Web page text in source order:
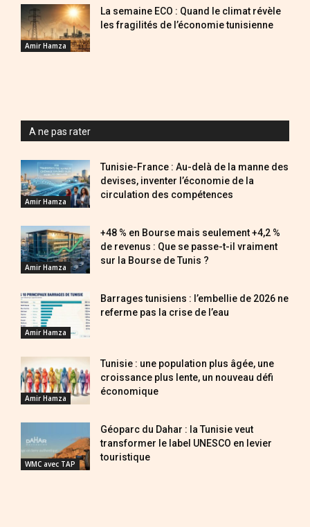
Amir Hamza
La semaine ECO : Quand le climat révèle
les fragilités de l’économie tunisienne
A ne pas rater
Amir Hamza
Tunisie-France : Au-delà de la manne des
devises, inventer l’économie de la
circulation des compétences
Amir Hamza
+48 % en Bourse mais seulement +4,2 %
de revenus : Que se passe-t-il vraiment
sur la Bourse de Tunis ?
Amir Hamza
Barrages tunisiens : l’embellie de 2026 ne
referme pas la crise de l’eau
Amir Hamza
Tunisie : une population plus âgée, une
croissance plus lente, un nouveau défi
économique
WMC avec TAP
Géoparc du Dahar : la Tunisie veut
transformer le label UNESCO en levier
touristique